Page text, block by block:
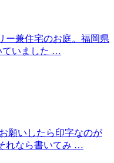
ー兼住宅のお庭。福岡県
ていました …
願いしたら印字なのが
れなら書いてみ …